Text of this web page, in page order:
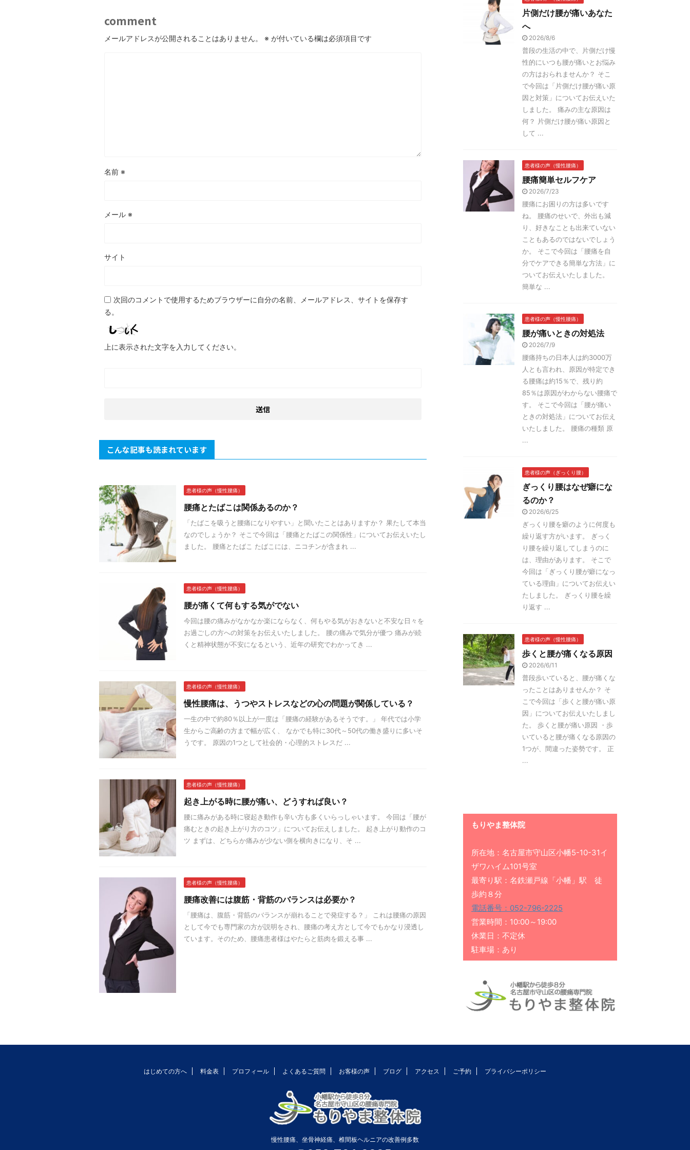
comment
メールアドレスが公開されることはありません。 ※ が付いている欄は必須項目です
名前 ※
メール ※
サイト
次回のコメントで使用するためブラウザーに自分の名前、メールアドレス、サイトを保存す
る。
上に表示された文字を入力してください。
こんな記事も読まれています
患者様の声（慢性腰痛）
腰痛とたばこは関係あるのか？
「たばこを吸うと腰痛になりやすい」と聞いたことはありますか？ 果たして本当
なのでしょうか？ そこで今回は「腰痛とたばこの関係性」についてお伝えいたし
ました。 腰痛とたばこ たばこには、ニコチンが含まれ ...
患者様の声（慢性腰痛）
腰が痛くて何もする気がでない
今回は腰の痛みがなかなか楽にならなく、何もやる気がおきないと不安な日々を
お過ごしの方への対策をお伝えいたしました。 腰の痛みで気分が優つ 痛みが続
くと精神状態が不安になるという、近年の研究でわかってき ...
患者様の声（慢性腰痛）
慢性腰痛は、うつやストレスなどの心の問題が関係している？
一生の中で約80％以上が一度は「腰痛の経験があるそうです。」 年代では小学
生からご高齢の方まで幅が広く、 なかでも特に30代～50代の働き盛りに多いそ
うです。 原因の1つとして社会的・心理的ストレスだ ...
患者様の声（慢性腰痛）
起き上がる時に腰が痛い、どうすれば良い？
腰に痛みがある時に寝起き動作も辛い方も多くいらっしゃいます。 今回は「腰が
痛むときの起き上がり方のコツ」についてお伝えしました。 起き上がり動作のコ
ツ まずは、どちらか痛みが少ない側を横向きになり、そ ...
患者様の声（慢性腰痛）
腰痛改善には腹筋・背筋のバランスは必要か？
「腰痛は、腹筋・背筋のバランスが崩れることで発症する？」 これは腰痛の原因
として今でも専門家の方が説明をされ、腰痛の考え方として今でもかなり浸透し
ています。そのため、腰痛患者様はやたらと筋肉を鍛える事 ...
片側だけ腰が痛いあなた
へ
2026/8/6
普段の生活の中で、片側だけ慢
性的にいつも腰が痛いとお悩み
の方はおられませんか？ そこ
で今回は「片側だけ腰が痛い原
因と対策」についてお伝えいた
しました。 痛みの主な原因は
何？ 片側だけ腰が痛い原因と
して ...
患者様の声（慢性腰痛）
腰痛簡単セルフケア
2026/7/23
腰痛にお困りの方は多いです
ね。 腰痛のせいで、外出も減
り、好きなことも出来ていない
こともあるのではないでしょう
か。 そこで今回は「腰痛を自
分でケアできる簡単な方法」に
ついてお伝えいたしました。
簡単な ...
患者様の声（慢性腰痛）
腰が痛いときの対処法
2026/7/9
腰痛持ちの日本人は約3000万
人とも言われ、原因が特定でき
る腰痛は約15％で、残り約
85％は原因がわからない腰痛で
す。 そこで今回は「腰が痛い
ときの対処法」についてお伝え
いたしました。 腰痛の種類 原
...
患者様の声（ぎっくり腰）
ぎっくり腰はなぜ癖にな
るのか？
2026/6/25
ぎっくり腰を癖のように何度も
繰り返す方がいます。 ぎっく
り腰を繰り返してしまうのに
は、理由があります。 そこで
今回は「ぎっくり腰が癖になっ
ている理由」についてお伝えい
たしました。 ぎっくり腰を繰
り返す ...
患者様の声（慢性腰痛）
歩くと腰が痛くなる原因
2026/6/11
普段歩いていると、腰が痛くな
ったことはありませんか？ そ
こで今回は「歩くと腰が痛い原
因」についてお伝えいたしまし
た。 歩くと腰が痛い原因 ・歩
いていると腰が痛くなる原因の
1つが、間違った姿勢です。 正
...
もりやま整体院
所在地：名古屋市守山区小幡5-10-31イ
ザワハイム101号室
最寄り駅：名鉄瀬戸線「小幡」駅 徒
歩約８分
電話番号：052-796-2225
営業時間：10:00～19:00
休業日：不定休
駐車場：あり
はじめての方へ 料金表 プロフィール よくあるご質問 お客様の声 ブログ アクセス ご予約 プライバシーポリシー
慢性腰痛、坐骨神経痛、椎間板ヘルニアの改善例多数